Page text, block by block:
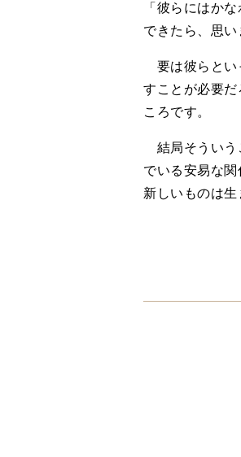
「彼らにはか
できたら、思い
要は彼らとい
すことが必要
ころです。
結局そういう
でいる安易な
新しいものは